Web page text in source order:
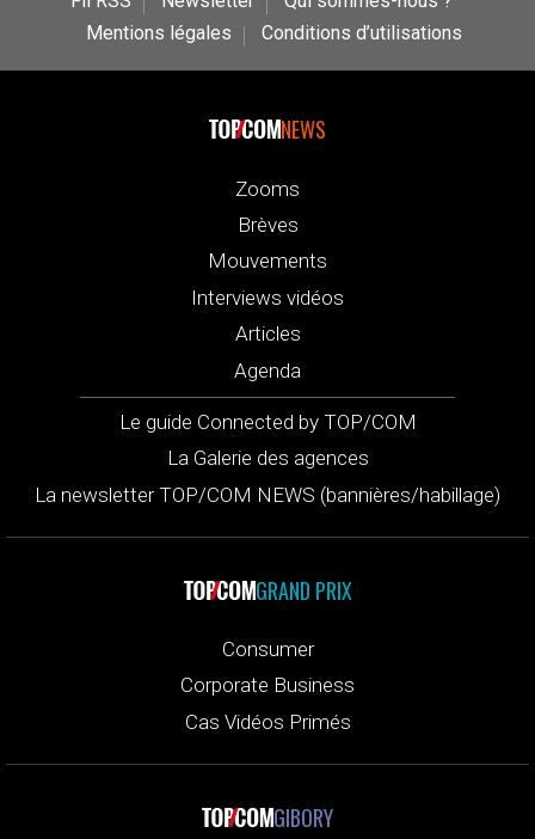
Mentions légales
Conditions d’utilisations
NEWS
Zooms
Brèves
Mouvements
Interviews vidéos
Articles
Agenda
Le guide Connected by TOP/COM
La Galerie des agences
La newsletter TOP/COM NEWS (bannières/habillage)
GRAND PRIX
Consumer
Corporate Business
Cas Vidéos Primés
GIBORY